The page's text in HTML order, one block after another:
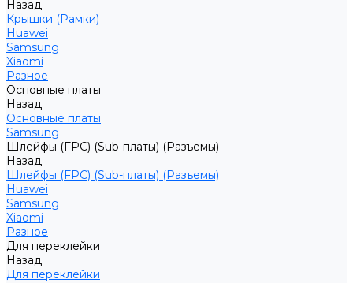
Назад
Крышки (Рамки)
Huawei
Samsung
Xiaomi
Разное
Основные платы
Назад
Основные платы
Samsung
Шлейфы (FPC) (Sub-платы) (Разъемы)
Назад
Шлейфы (FPC) (Sub-платы) (Разъемы)
Huawei
Samsung
Xiaomi
Разное
Для переклейки
Назад
Для переклейки